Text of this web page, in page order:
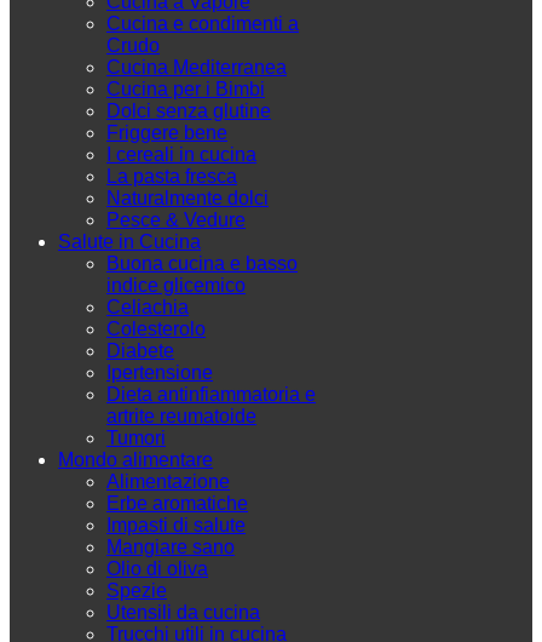
Cucina e condimenti a
Crudo
Cucina Mediterranea
Cucina per i Bimbi
Dolci senza glutine
Friggere bene
I cereali in cucina
La pasta fresca
Naturalmente dolci
Pesce & Vedure
Salute in Cucina
Buona cucina e basso
indice glicemico
Celiachia
Colesterolo
Diabete
Ipertensione
Dieta antinfiammatoria e
artrite reumatoide
Tumori
Mondo alimentare
Alimentazione
Erbe aromatiche
Impasti di salute
Mangiare sano
Olio di oliva
Spezie
Utensili da cucina
Trucchi utili in cucina